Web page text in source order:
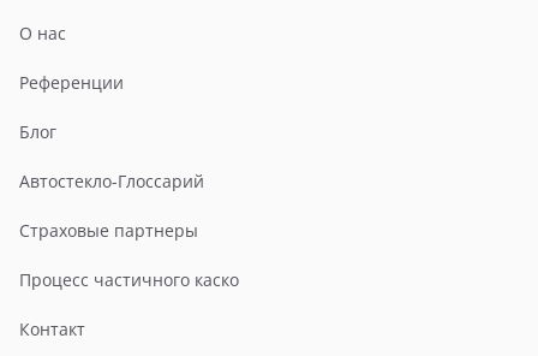
О нас
Референции
Блог
Автостекло-Глоссарий
Страховые партнеры
Процесс частичного каско
Контакт